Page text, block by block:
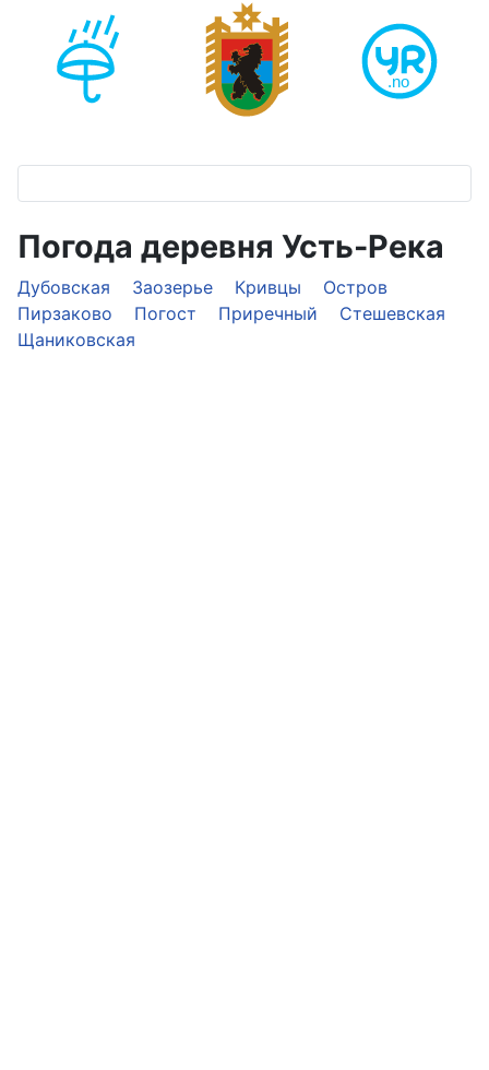
Погода деревня Усть-Река
Дубовская Заозерье Кривцы
Остров
Пирзаково
Погост Приречный
Стешевская
Щаниковская